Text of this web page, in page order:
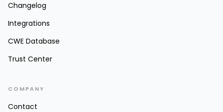
Changelog
Integrations
CWE Database
Trust Center
COMPANY
Contact